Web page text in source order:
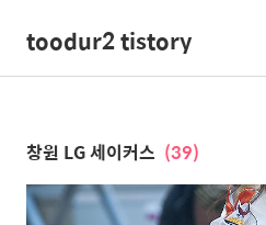
toodur2 tistory
창원 LG 세이커스 (39)